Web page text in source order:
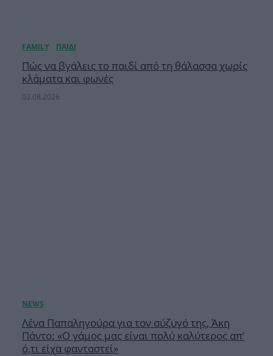
Πώς να βγάλεις το παιδί από τη θάλασσα χωρίς
κλάματα και φωνές
02.08.2026
Λένα Παπαληγούρα για τον σύζυγό της, Άκη
Πάντο: «Ο γάμος μας είναι πολύ καλύτερος απ’
ό,τι είχα φανταστεί»